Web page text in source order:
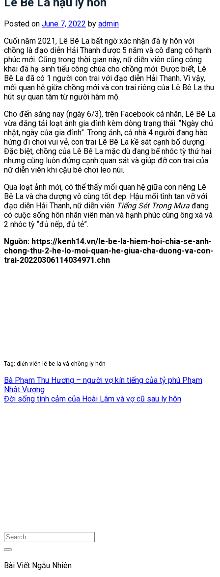
Posted on June 7, 2022 by admin
Cuối năm 2021, Lê Bê La bất ngờ xác nhận đã ly hôn với
chồng là đạo diễn Hải Thanh được 5 năm và cô đang có hạnh
phúc mới. Cũng trong thời gian này, nữ diễn viên cũng công
khai đã hạ sinh tiểu công chúa cho chồng mới. Được biết, Lê
Bê La đã có 1 người con trai với đạo diễn Hải Thanh. Vì vậy,
mối quan hệ giữa chồng mới và con trai riêng của Lê Bê La thu
hút sự quan tâm từ người hâm mộ.
Cho đến sáng nay (ngày 6/3), trên Facebook cá nhân, Lê Bê La
vừa đăng tải loạt ảnh gia đình kèm dòng trạng thái: “Ngày chủ
nhật, ngày của gia đình”. Trong ảnh, cả nhà 4 người đang hào
hứng đi chơi vui vẻ, con trai Lê Bê La kề sát cạnh bố dượng.
Đặc biệt, chồng của Lê Bê La mặc dù đang bế nhóc tỳ thứ hai
nhưng cũng luôn đứng cạnh quan sát và giúp đỡ con trai của
nữ diễn viên khi cậu bé chơi leo núi.
Qua loạt ảnh mới, có thể thấy mối quan hệ giữa con riêng Lê
Bê La và cha dượng vô cùng tốt đẹp. Hậu mối tình tan vỡ với
đạo diễn Hải Thanh, nữ diễn viên Tiếng Sét Trong Mưa đang
có cuộc sống hôn nhân viên mãn và hạnh phúc cùng ông xã và
2 nhóc tỳ “đủ nếp, đủ tẻ”.
Nguồn: https://kenh14.vn/le-be-la-hiem-hoi-chia-se-anh-
chong-thu-2-he-lo-moi-quan-he-giua-cha-duong-va-con-
trai-20220306114034971.chn
Tag: diễn viên lê be la và chồng ly hôn
Bà Phạm Thu Hương – người vợ kín tiếng của tỷ phú Phạm
Nhật Vượng
Đời sống tình cảm của Hoài Lâm và vợ cũ sau ly hôn
Bài Viết Ngẫu Nhiên